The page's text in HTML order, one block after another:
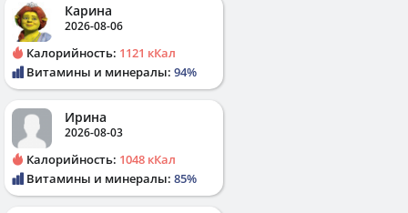
Карина
2026-08-06
Калорийность: 1121 кКал
Витамины и минералы: 94%
Ирина
2026-08-03
Калорийность: 1048 кКал
Витамины и минералы: 85%